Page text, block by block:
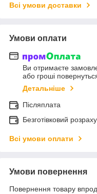
Всі умови доставки
Умови оплати
Ви отримаєте
або гроші
Детальніше
Післяплата
Безготівковий
Всі умови оплати
Умови повернення
Повернення товару